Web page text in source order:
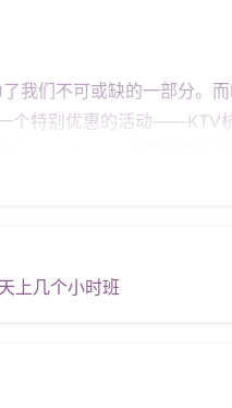
们不可或缺的一部分。而
个特别优惠的活动——KTV
？** **1. ** **地理位置优越
名的购物中心，周边餐饮、
无论是朋友聚会、公司团
聚会更加圆满。 #### **案
不仅享受到了美妙的音乐
参与团购？** 参与KTV杭
上几个小时班